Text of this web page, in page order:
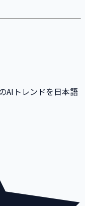
AIトレンドを日本語